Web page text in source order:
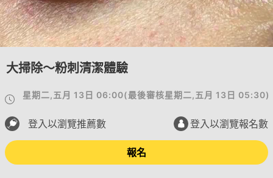
大掃除～粉刺清潔體驗
星期二,五月 13日 06:00(最後審核星期二,五月 13日 05:30)
登入以瀏覽推薦數 登入以瀏覽報名數
報名